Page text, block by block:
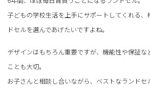
子どもの学校生活を上手にサポートしてくれる、
ドセルを選んであげたいですよね。
デザインはもちろん重要ですが、機能性や保証な
ことも大切。
お子さんと相談し合いながら、ベストなランドセ